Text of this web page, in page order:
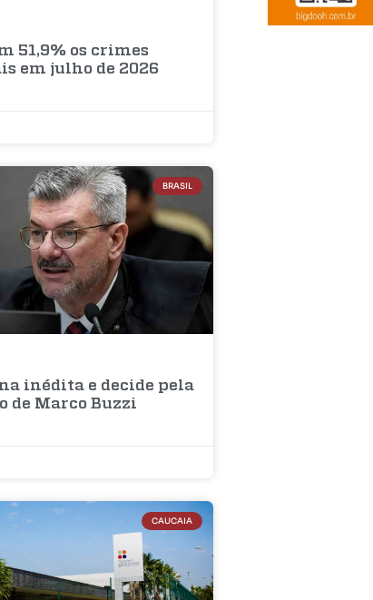
51,9% os crimes
em julho de 2026
BRASIL
inédita e decide pela
de Marco Buzzi
CAUCAIA